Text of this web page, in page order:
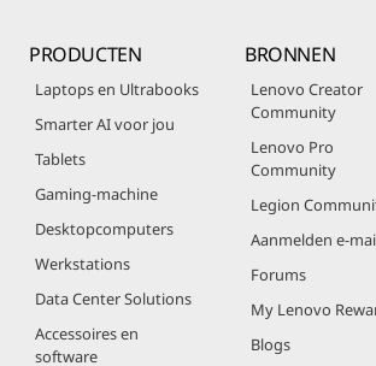
PRODUCTEN
Laptops en Ultrabooks
Smarter AI voor jou
Tablets
Gaming-machine
Desktopcomputers
Werkstations
Data Center Solutions
Accessoires en
software
BRONNEN
Lenovo Creator
Community
Lenovo Pro
Community
Legion
Aanmelden e-
Forums
My Lenovo
Blogs